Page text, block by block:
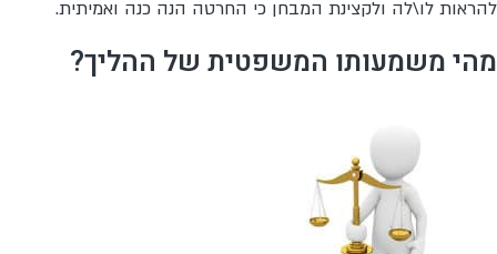
להראות לו\לה ולקצינת המבחן כי החרטה הנה כנה ואמיתית.
מהי משמעותו המשפטית של ההליך?